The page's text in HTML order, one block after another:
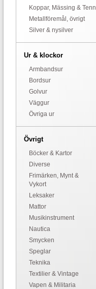
Koppar, Mässing & Tenn
Metallföremål, övrigt
Silver & nysilver
Ur & klockor
Armbandsur
Bordsur
Golvur
Väggur
Övriga ur
Övrigt
Böcker & Kartor
Diverse
Frimärken, Mynt &
Vykort
Leksaker
Mattor
Musikinstrument
Nautica
Smycken
Speglar
Teknika
Textilier & Vintage
Vapen & Militaria